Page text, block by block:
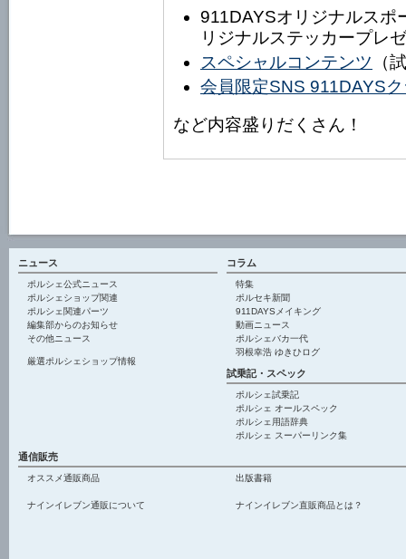
911DAYSオリジナルスポ
リジナルステッカープレ
スペシャルコンテンツ （
会員限定SNS 911DAYS
など内容盛りだくさん！
ニュース
ポルシェ公式ニュース
ポルシェショップ関連
ポルシェ関連パーツ
編集部からのお知らせ
その他ニュース
厳選ポルシェショップ情報
コラム
特集
ポルセキ新聞
911DAYSメイキング
動画ニュース
ポルシェバカ一代
羽根幸浩 ゆきひログ
試乗記・スペック
ポルシェ試乗記
ポルシェ オールスペック
ポルシェ用語辞典
ポルシェ スーパーリンク集
通信販売
オススメ通販商品 出版書籍
ナインイレブン通販について ナインイレブン直販商品とは？